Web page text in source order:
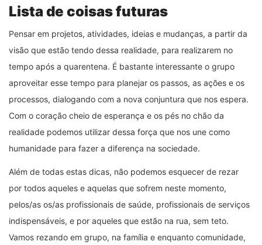
Lista de coisas futuras
Pensar em projetos, atividades, ideias e mudanças, a partir da
visão que estão tendo dessa realidade, para realizarem no
tempo após a quarentena. É bastante interessante o grupo
aproveitar esse tempo para planejar os passos, as ações e os
processos, dialogando com a nova conjuntura que nos espera.
Com o coração cheio de esperança e os pés no chão da
realidade podemos utilizar dessa força que nos une como
humanidade para fazer a diferença na sociedade.
Além de todas estas dicas, não podemos esquecer de rezar
por todos aqueles e aquelas que sofrem neste momento,
pelos/as os/as profissionais de saúde, profissionais de serviços
indispensáveis, e por aqueles que estão na rua, sem teto.
Vamos rezando em grupo, na família e enquanto comunidade,